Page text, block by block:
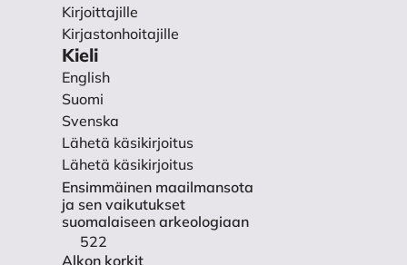
Reposaari.
Takaranta. Historic rock
Archaeological Society of
merkitsijöinä.
Kirjoittajille
Kirjastonhoitajille
Kieli
English
Suomi
Svenska
Lähetä käsikirjoitus
Lähetä käsikirjoitus
Ensimmäinen maailmansota
ja sen vaikutukset
suomalaiseen arkeologiaan
522
Alkon korkit